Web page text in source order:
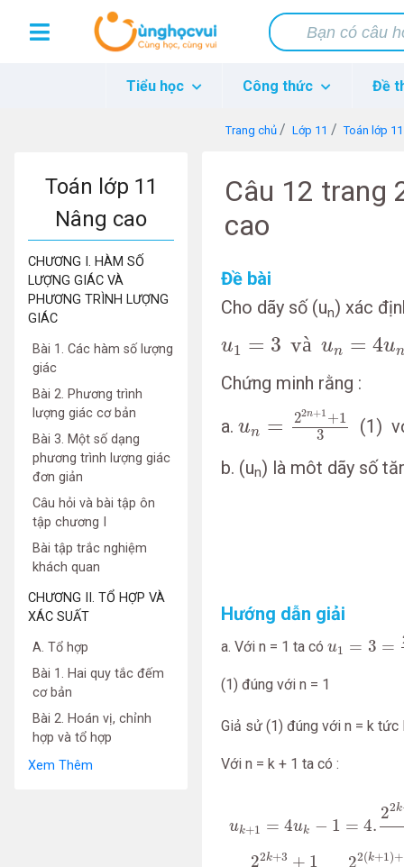
Tiểu học Công thức Đề
Trang chủ Lớp 11 Toán lớp
Toán lớp 11
Nâng cao
CHƯƠNG I. HÀM SỐ
LƯỢNG GIÁC VÀ
PHƯƠNG TRÌNH LƯỢNG
GIÁC
Bài 1. Các hàm số lượng
giác
Bài 2. Phương trình
lượng giác cơ bản
Bài 3. Một số dạng
phương trình lượng giác
đơn giản
Câu hỏi và bài tập ôn
tập chương I
Bài tập trắc nghiệm
khách quan
CHƯƠNG II. TỔ HỢP VÀ
XÁC SUẤT
A. Tổ hợp
Bài 1. Hai quy tắc đếm
cơ bản
Bài 2. Hoán vị, chỉnh
hợp và tổ hợp
Xem Thêm
Câu 12 trang
cao
Đề bài
Cho dãy số (un) xác
u1 = 3 và un = 4un
và u n−
Chứng minh rằng :
a. un = 22n+1 +1
3
2n+1 +
(1)
b. (u­n) là môt dãy số
Hướng dẫn giải
a. Với n = 1 ta có u1 = 3 =
+
(1) đúng với n = 1
Giả sử (1) đúng với n = k tức
Với n = k + 1 ta có :
uk+1 = 4uk − 1 = 4.
22k
22k+3 + 1
22(k+1)+